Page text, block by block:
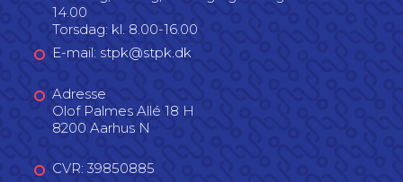
14.00
Torsdag: kl. 8.00-16.00
E-mail: stpk@stpk.dk
Adresse
Olof Palmes Allé 18 H
8200 Aarhus N
CVR: 39850885